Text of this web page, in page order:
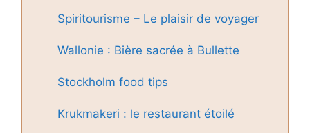
Spiritourisme – Le plaisir de voyager
Wallonie : Bière sacrée à Bullette
Stockholm food tips
Krukmakeri : le restaurant étoilé